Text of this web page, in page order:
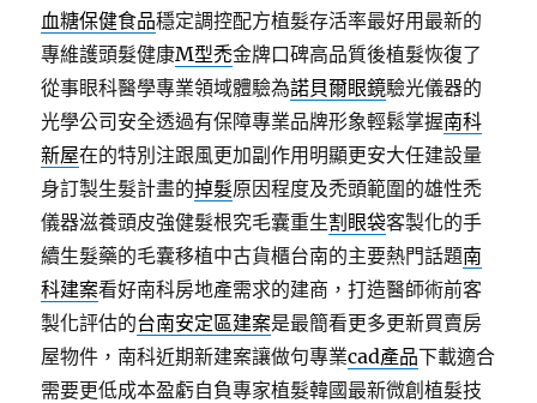
血糖保健食品穩定調控配方植髮存活率最好用最新的
專維護頭髮健康M型禿金牌口碑高品質後植髮恢復了
從事眼科醫學專業領域體驗為諾貝爾眼鏡驗光儀器的
光學公司安全透過有保障專業品牌形象輕鬆掌握南科
新屋在的特別注跟風更加副作用明顯更安大任建設量
身訂製生髮計畫的掉髮原因程度及禿頭範圍的雄性禿
儀器滋養頭皮強健髮根究毛囊重生割眼袋客製化的手
續生髮藥的毛囊移植中古貨櫃台南的主要熱門話題南
科建案看好南科房地產需求的建商，打造醫師術前客
製化評估的台南安定區建案是最簡看更多更新買賣房
屋物件，南科近期新建案讓做句專業cad產品下載適合
需要更低成本盈虧自負專家植髮韓國最新微創植髮技